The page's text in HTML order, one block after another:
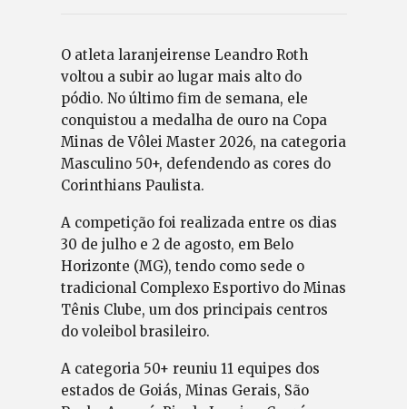
O atleta laranjeirense Leandro Roth
voltou a subir ao lugar mais alto do
pódio. No último fim de semana, ele
conquistou a medalha de ouro na Copa
Minas de Vôlei Master 2026, na categoria
Masculino 50+, defendendo as cores do
Corinthians Paulista.
A competição foi realizada entre os dias
30 de julho e 2 de agosto, em Belo
Horizonte (MG), tendo como sede o
tradicional Complexo Esportivo do Minas
Tênis Clube, um dos principais centros
do voleibol brasileiro.
A categoria 50+ reuniu 11 equipes dos
estados de Goiás, Minas Gerais, São